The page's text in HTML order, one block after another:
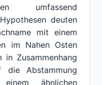
umfassend
deuten
mit einem
im Nahen Osten
Zusammenhang
Abstammung
ähnlichen